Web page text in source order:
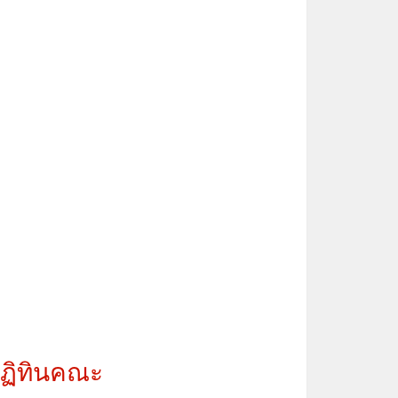
ทินคณะ